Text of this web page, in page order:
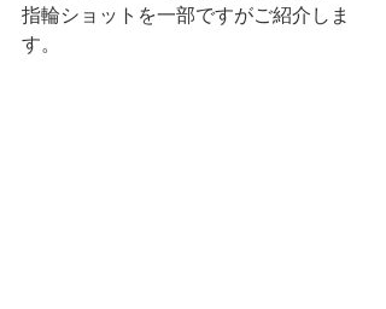
指輪ショットを一部ですがご紹介しま
す。